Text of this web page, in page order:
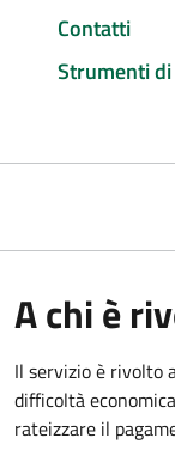
Contatti
Strumenti
A chi è
Il servizio è rivolto
difficoltà
rateizzare il